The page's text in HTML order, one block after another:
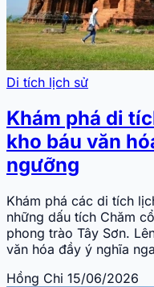
Di tích lịch sử
Khám phá di
kho báu văn
ngưỡng
Khám phá các di tích
những dấu tích Chăm
phong trào Tây Sơn.
văn hóa đầy ý nghĩa
Hồng Chi 15/06/2026